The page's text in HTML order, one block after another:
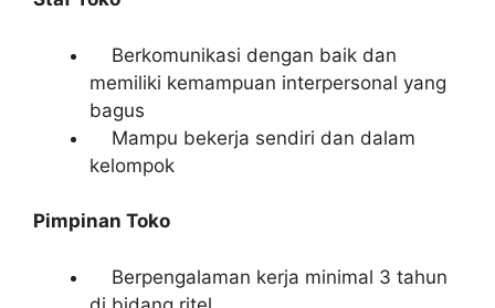
Berkomunikasi dengan baik dan
memiliki kemampuan interpersonal yang
bagus
Mampu bekerja sendiri dan dalam
kelompok
Pimpinan Toko
Berpengalaman kerja minimal 3 tahun